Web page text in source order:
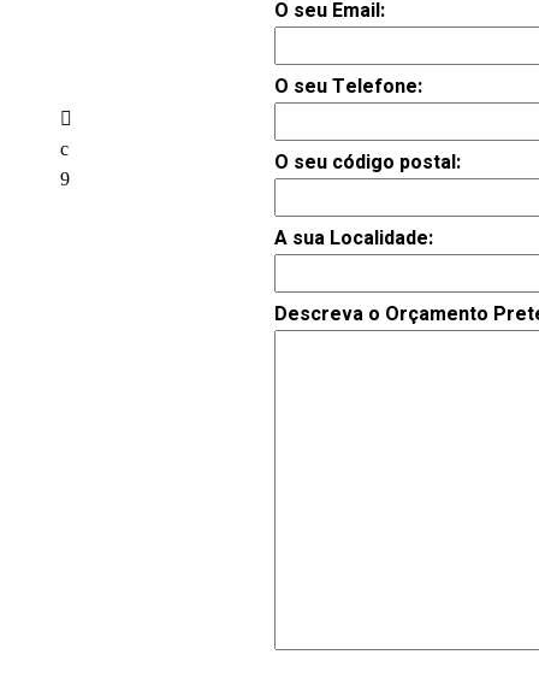
O seu Email:
O seu Telefone:
O seu código postal:
A sua Localidade:
Descreva o Orçamento